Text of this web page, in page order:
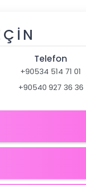
Telefon
+90534 514 71 01
+90540 927 36 36